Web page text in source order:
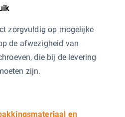
zorgvuldig op mogelijke
de afwezigheid van
die bij de levering
zijn.
en